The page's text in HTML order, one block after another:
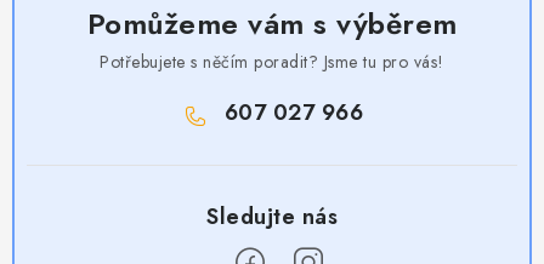
Pomůžeme vám s výběrem
Potřebujete s něčím poradit? Jsme tu pro vás!
607 027 966